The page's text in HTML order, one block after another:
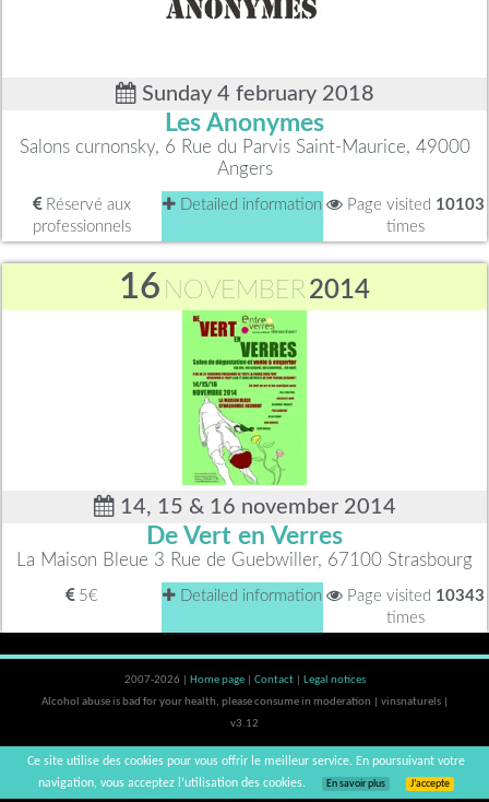
Sunday 4 february 2018
Les Anonymes
Salons curnonsky, 6 Rue du Parvis Saint-Maurice, 49000
Angers
Réservé aux
professionnels
Detailed information Page visited 10103
times
16 NOVEMBER2014
14, 15 & 16 november 2014
De Vert en Verres
La Maison Bleue 3 Rue de Guebwiller, 67100 Strasbourg
5€ Detailed information Page visited 10343
times
2007-2026 | Home page Contact
Legal notices
Alcohol abuse is bad for your health, please consume in moderation | vinsnaturels |
v3.12
Ce site utilise des cookies pour vous offrir le meilleur service. En poursuivant votre
navigation, vous acceptez l’utilisation des cookies.
En savoir plus J’accepte